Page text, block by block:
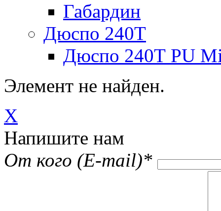
Габардин
Дюспо 240Т
Дюспо 240Т PU
Элемент не найден.
X
Напишите нам
От кого (E-mail)*